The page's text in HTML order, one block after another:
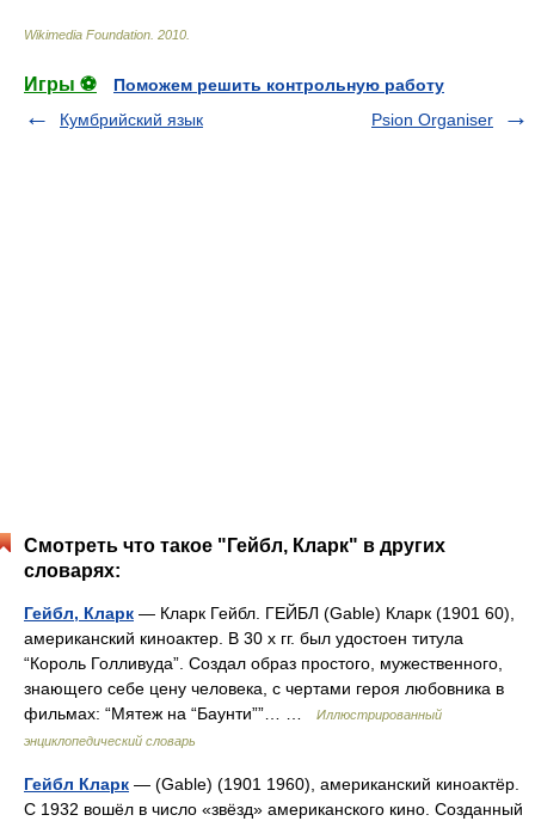
Wikimedia Foundation 2010
Игры ⚽
Поможем решить контрольную работу
Кумбрийский язык
Psion Organiser
Смотреть что такое "Гейбл, Кларк" в других
словарях:
Гейбл, Кларк — Кларк Гейбл. ГЕЙБЛ (Gable) Кларк (1901 60),
американский киноактер. В 30 х гг. был удостоен титула
“Король Голливуда”. Создал образ простого, мужественного,
знающего себе цену человека, с чертами героя любовника в
фильмах: “Мятеж на “Баунти””… …
Иллюстрированный
энциклопедический словарь
Гейбл Кларк — (Gable) (1901 1960), американский киноактёр.
С 1932 вошёл в число «звёзд» американского кино. Созданный